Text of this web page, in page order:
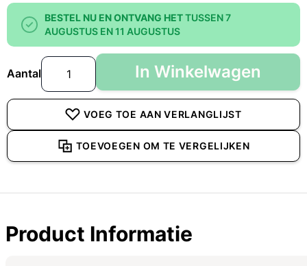
BESTEL NU EN ONTVANG HETTUSSEN 7
AUGUSTUS EN 11 AUGUSTUS
Aantal In Winkelwagen
VOEG TOE AAN VERLANGLIJST
TOEVOEGEN OM TE VERGELIJKEN
Product Informatie